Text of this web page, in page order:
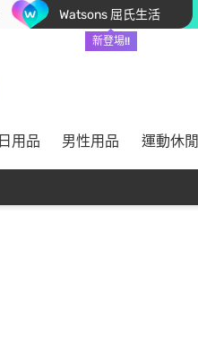
Watsons 屈氏生活
新登場!!
日用品 男性用品 運動休閒